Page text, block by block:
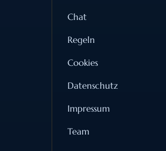
Chat
Regeln
Cookies
Datenschutz
Impressum
Team